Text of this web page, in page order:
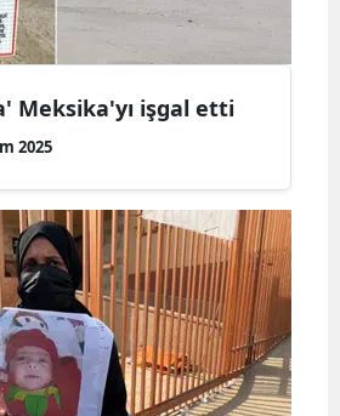
Meksika'yı işgal etti
2025